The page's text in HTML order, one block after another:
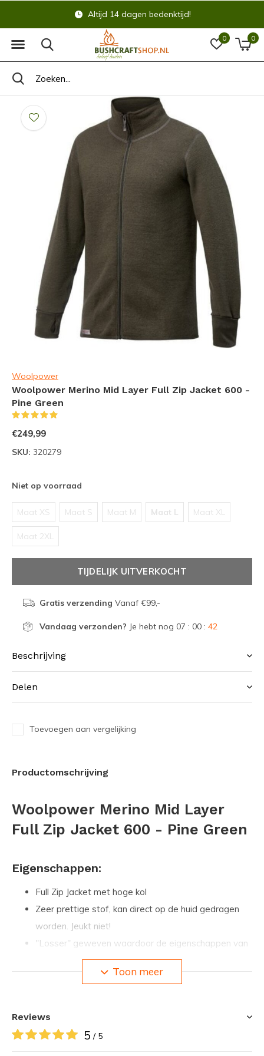
0 0
Altijd 14 dagen bedenktijd!
Woolpower
Woolpower Merino Mid Layer Full Zip Jacket 600 -
Pine Green
€249,99
SKU: 320279
Niet op voorraad
Maat XS Maat S Maat M Maat L Maat XL
Maat 2XL
TIJDELIJK UITVERKOCHT
Gratis verzending Vanaf €99,-
Vandaag verzonden? Je hebt nog 07 : 00 : 42
Beschrijving
Delen
Toevoegen aan vergelijking
Productomschrijving
Woolpower Merino Mid Layer
Full Zip Jacket 600 - Pine Green
Eigenschappen:
Full Zip Jacket met hoge kol
Zeer prettige stof, kan direct op de huid gedragen
worden. Jeukt niet!
"Losser" geweven waardoor de eigenschappen van
de stof beter tot hun recht komen
Antibacteriële werking, voorkomt geurtjes zelfs na
gewicht aan water opgezogen heeft
Toon meer
Reviews
5 / 5